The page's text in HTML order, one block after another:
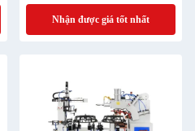
Nhận được giá tốt nhất